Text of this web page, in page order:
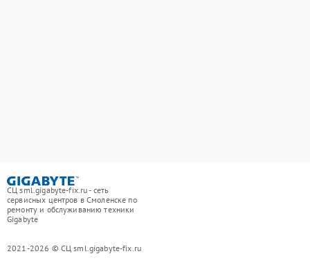
СЦ sml.gigabyte-fix.ru - сеть
сервисных центров в Смоленске по
ремонту и обслуживанию техники
Gigabyte
2021-2026 © СЦ sml.gigabyte-fix.ru